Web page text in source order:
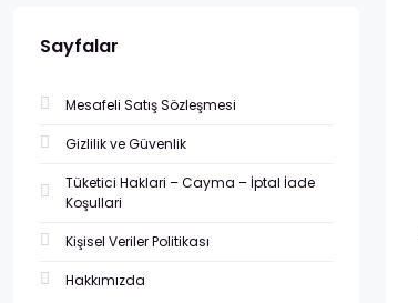
Sayfalar
Mesafeli Satış Sözleşmesi
Gizlilik ve Güvenlik
Tüketici Haklari – Cayma – İptal İade
Koşullari
Kişisel Veriler Politikası
Hakkımızda